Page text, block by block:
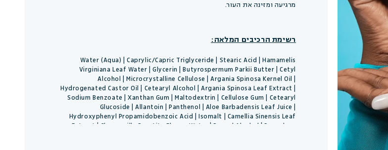
מרגיעה ומזינה את העור.
רשימת הרכיבים המלאה:
Water (Aqua) | Caprylic/Capric Triglyceride | Stearic Acid | Hamamelis
Virginiana Leaf Water | Glycerin | Butyrospermum Parkii Butter | Cetyl
Alcohol | Microcrystalline Cellulose | Argania Spinosa Kernel Oil |
Hydrogenated Castor Oil | Cetearyl Alcohol | Argania Spinosa Leaf Extract |
Sodium Benzoate | Xanthan Gum | Maltodextrin | Cellulose Gum | Cetearyl
Glucoside | Allantoin | Panthenol | Aloe Barbadensis Leaf Juice |
Hydroxyphenyl Propamidobenzoic Acid | Isomalt | Camellia Sinensis Leaf
Extract | Chamomilla Recutita Flower Water | Benzyl Alcohol | Propylene